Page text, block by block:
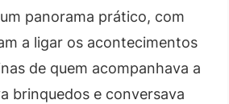
panorama prático, com
a ligar os acontecimentos
de quem acompanhava a
brinquedos e conversava